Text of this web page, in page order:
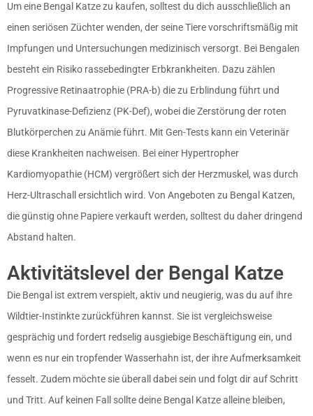
Um eine Bengal Katze zu kaufen, solltest du dich ausschließlich an
einen seriösen Züchter wenden, der seine Tiere vorschriftsmäßig mit
Impfungen und Untersuchungen medizinisch versorgt. Bei Bengalen
besteht ein Risiko rassebedingter Erbkrankheiten. Dazu zählen
Progressive Retinaatrophie (PRA-b) die zu Erblindung führt und
Pyruvatkinase-Defizienz (PK-Def), wobei die Zerstörung der roten
Blutkörperchen zu Anämie führt. Mit Gen-Tests kann ein Veterinär
diese Krankheiten nachweisen. Bei einer Hypertropher
Kardiomyopathie (HCM) vergrößert sich der Herzmuskel, was durch
Herz-Ultraschall ersichtlich wird. Von Angeboten zu Bengal Katzen,
die günstig ohne Papiere verkauft werden, solltest du daher dringend
Abstand halten.
Aktivitätslevel der Bengal Katze
Die Bengal ist extrem verspielt, aktiv und neugierig, was du auf ihre
Wildtier-Instinkte zurückführen kannst. Sie ist vergleichsweise
gesprächig und fordert redselig ausgiebige Beschäftigung ein, und
wenn es nur ein tropfender Wasserhahn ist, der ihre Aufmerksamkeit
fesselt. Zudem möchte sie überall dabei sein und folgt dir auf Schritt
und Tritt. Auf keinen Fall sollte deine Bengal Katze alleine bleiben,